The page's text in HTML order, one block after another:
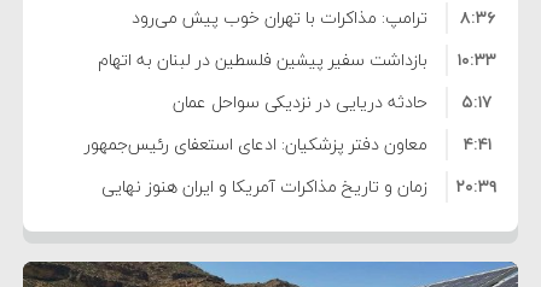
است
ترامپ: مذاکرات با تهران خوب پیش می‌رود
۸:۳۶
بازداشت سفیر پیشین فلسطین در لبنان به اتهام
فساد و اختلاس اموال
۱۰:۳۳
حادثه دریایی در نزدیکی سواحل عمان
۵:۱۷
معاون دفتر پزشکیان: ادعای استعفای رئیس‌جمهور
واهی و کذب محض است
۴:۴۱
زمان و تاریخ مذاکرات آمریکا و ایران هنوز نهایی
نشده است
۲۰:۳۹
وزیر جنگ آمریکا: ماشین جنگی ما آماده حمله
نظامی علیه ایران است
۶:۵۰
موافقت ترامپ با لغو حمله به ایران
۶:۲۱